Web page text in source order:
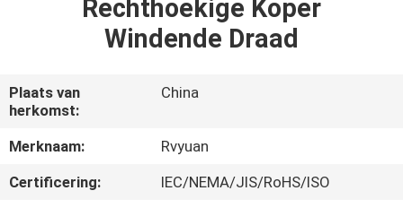
ONGEVEER
ONS
FABRIEKSREIS
Rechthoekige Koper
Windende Draad
Plaats van
herkomst:
China
Merknaam:
Rvyuan
Certificering:
IEC/NEMA/JIS/RoHS/ISO